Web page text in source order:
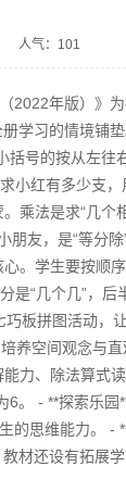
人气：101
年版）》为
习的情境铺垫
号的按从左往
小红有多少支
乘法是求“几个
友，是“等分
。学生要按顺
“几个几”，
板拼图活动，
空间观念与
力、除法算式
6。 - **探索乐
思维能力。 -
材还设有拓展